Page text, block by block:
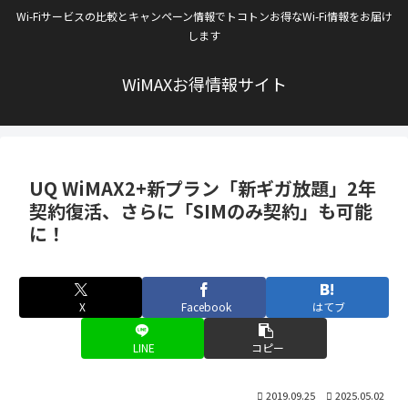
Wi-Fiサービスの比較とキャンペーン情報でトコトンお得なWi-Fi情報をお届け
します
WiMAXお得情報サイト
UQ WiMAX2+新プラン「新ギガ放題」2年
契約復活、さらに「SIMのみ契約」も可能
に！
X Facebook はてブ
LINE コピー
2019.09.25 2025.05.02